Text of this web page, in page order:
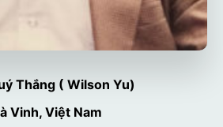
Thắng ( Wilson Yu)
Vinh, Việt Nam